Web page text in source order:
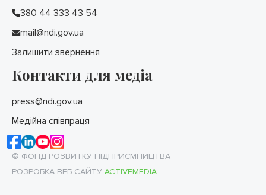
380 44 333 43 54
mail@ndi.gov.ua
Залишити звернення
Контакти для медіа
press@ndi.gov.ua
Медійна співпраця
© ФОНД РОЗВИТКУ ПІДПРИЄМНИЦТВА
РОЗРОБКА ВЕБ-САЙТУ ACTIVEMEDIA